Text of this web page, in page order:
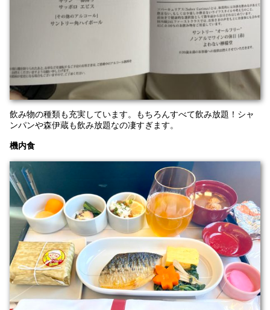
飲み物の種類も充実しています。もちろんすべて飲み放題！シャ
ンパンや森伊蔵も飲み放題なの凄すぎます。
機内食